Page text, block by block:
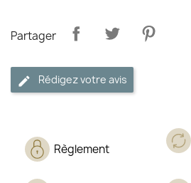
Partager
Rédigez votre avis
Règlement